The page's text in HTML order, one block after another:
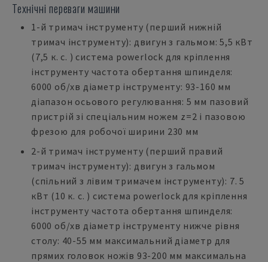
Технічні переваги машини
1-й тримач інструменту (перший нижній
тримач інструменту): двигун з гальмом: 5,5 кВт
(7,5 к. с. ) система powerlock для кріплення
інструменту частота обертання шпинделя:
6000 об/хв діаметр інструменту: 93-160 мм
діапазон осьового регулювання: 5 мм пазовий
пристрій зі спеціальним ножем z=2 і пазовою
фрезою для робочої ширини 230 мм
2-й тримач інструменту (перший правий
тримач інструменту): двигун з гальмом
(спільний з лівим тримачем інструменту): 7. 5
кВт (10 к. с. ) система powerlock для кріплення
інструменту частота обертання шпинделя:
6000 об/хв діаметр інструменту нижче рівня
столу: 40-55 мм максимальний діаметр для
прямих головок ножів 93-200 мм максимальна